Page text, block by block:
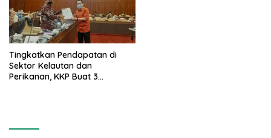
Tingkatkan Pendapatan di
Sektor Kelautan dan
Perikanan, KKP Buat 3